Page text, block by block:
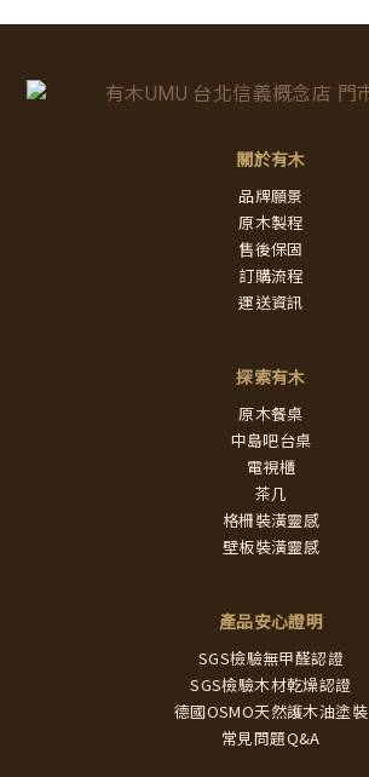
關於有木
品牌願景
原木製程
售後保固
訂購流程
運送資訊
探索有木
原木餐桌
中島吧台桌
電視櫃
茶几
格柵裝潢靈感
壁板裝潢靈感
產品安心證明
SGS檢驗無甲醛認證
SGS檢驗木材乾燥認證
德國OSMO天然護木油塗裝
常見問題Q&A